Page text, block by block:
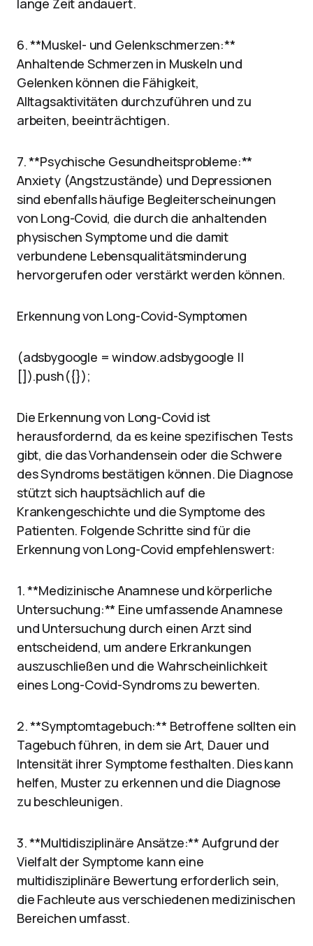
lange Zeit andauert.
6. **Muskel- und Gelenkschmerzen:**
Anhaltende Schmerzen in Muskeln und
Gelenken können die Fähigkeit,
Alltagsaktivitäten durchzuführen und zu
arbeiten, beeinträchtigen.
7. **Psychische Gesundheitsprobleme:**
Anxiety (Angstzustände) und Depressionen
sind ebenfalls häufige Begleiterscheinungen
von Long-Covid, die durch die anhaltenden
physischen Symptome und die damit
verbundene Lebensqualitätsminderung
hervorgerufen oder verstärkt werden können.
Erkennung von Long-Covid-Symptomen
(adsbygoogle = window.adsbygoogle ||
[]).push({});
Die Erkennung von Long-Covid ist
herausfordernd, da es keine spezifischen Tests
gibt, die das Vorhandensein oder die Schwere
des Syndroms bestätigen können. Die Diagnose
stützt sich hauptsächlich auf die
Krankengeschichte und die Symptome des
Patienten. Folgende Schritte sind für die
Erkennung von Long-Covid empfehlenswert:
1. **Medizinische Anamnese und körperliche
Untersuchung:** Eine umfassende Anamnese
und Untersuchung durch einen Arzt sind
entscheidend, um andere Erkrankungen
auszuschließen und die Wahrscheinlichkeit
eines Long-Covid-Syndroms zu bewerten.
2. **Symptomtagebuch:** Betroffene sollten ein
Tagebuch führen, in dem sie Art, Dauer und
Intensität ihrer Symptome festhalten. Dies kann
helfen, Muster zu erkennen und die Diagnose
zu beschleunigen.
3. **Multidisziplinäre Ansätze:** Aufgrund der
Vielfalt der Symptome kann eine
multidisziplinäre Bewertung erforderlich sein,
die Fachleute aus verschiedenen medizinischen
Bereichen umfasst.